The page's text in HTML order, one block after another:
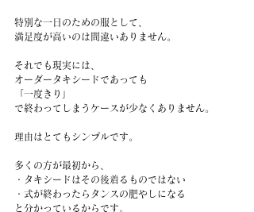
特別な一日のための服として、
満足度が高いのは間違いありません。
それでも現実には、
オーダータキシードであっても
「一度きり」
で終わってしまうケースが少なくありません。
理由はとてもシンプルです。
多くの方が最初から、
・タキシードはその後着るものではない
・式が終わったらタンスの肥やしになる
と分かっているからです。